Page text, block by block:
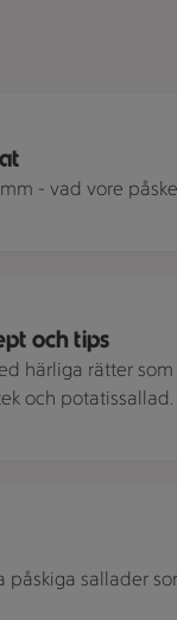
stycken
- vad vore
och tips
härliga rätter som
och
sallader som dessutom